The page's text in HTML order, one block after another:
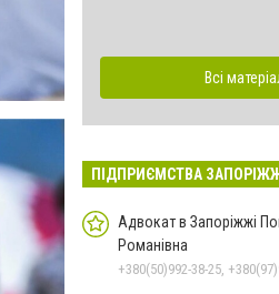
Всі
ПІДПРИЄМСТВА
Адвокат в Запоріжжі
Романівна
+380(50)992-38-25,